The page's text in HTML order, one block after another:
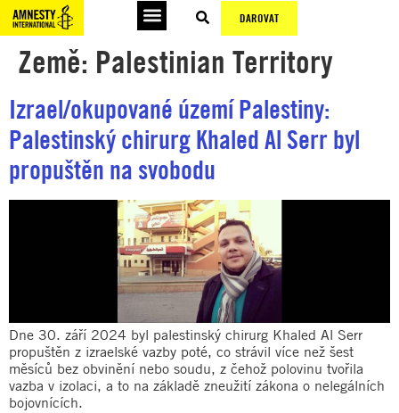
DAROVAT
Země: Palestinian Territory
Izrael/okupované území Palestiny:
Palestinský chirurg Khaled Al Serr byl
propuštěn na svobodu
Dne 30. září 2024 byl palestinský chirurg Khaled Al Serr
propuštěn z izraelské vazby poté, co strávil více než šest
měsíců bez obvinění nebo soudu, z čehož polovinu tvořila
vazba v izolaci, a to na základě zneužití zákona o nelegálních
bojovnících.